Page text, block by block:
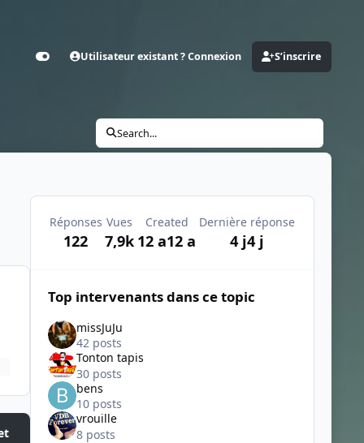
CustomizerUtilisateur existant ? Connexion S’inscrire
Search...
Réponses
122
Vues
7,9k
Created
12 a12 a
Dernière réponse
4 j4 j
Top intervenants dans ce topic
missJuJu
42 posts
Tonton tapis
30 posts
bens
10 posts
vrouille
8 posts